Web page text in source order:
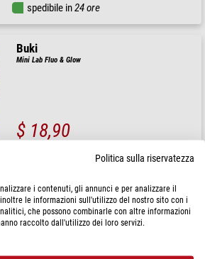
spedibile in24 ore
Buki
Mini Lab Fluo & Glow
$ 18,90
1-2 settimane
Buki
Mini Lab Space
Politica sulla riservatezza
i contenuti, gli annunci e per analizzare il
le informazioni sull'utilizzo del nostro sito con i
che possono combinarle con altre informazioni
raccolto dall'utilizzo dei loro servizi.